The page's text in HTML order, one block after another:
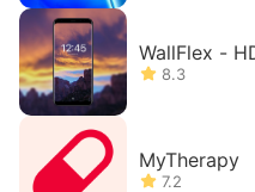
WallFlex -
8.3
MyTherapy
7.2